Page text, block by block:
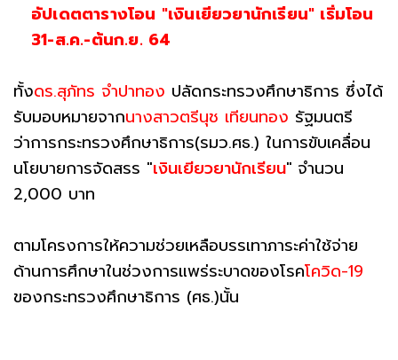
อัปเดตตารางโอน "เงินเยียวยานักเรียน" เริ่มโอน
31-ส.ค.-ต้นก.ย. 64
ทั้งดร.สุภัทร จำปาทอง ปลัดกระทรวงศึกษาธิการ ซึ่งได้
รับมอบหมายจากนางสาวตรีนุช เทียนทอง รัฐมนตรี
ว่าการกระทรวงศึกษาธิการ(รมว.ศธ.) ในการขับเคลื่อน
นโยบายการจัดสรร "เงินเยียวยานักเรียน" จำนวน
2,000 บาท
ตามโครงการให้ความช่วยเหลือบรรเทาภาระค่าใช้จ่าย
ด้านการศึกษาในช่วงการแพร่ระบาดของโรคโควิด-19
ของกระทรวงศึกษาธิการ (ศธ.)นั้น